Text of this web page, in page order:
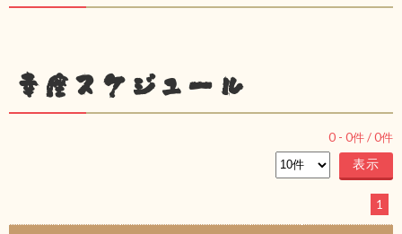
幸座スケジュール
0 - 0件 /0件
1